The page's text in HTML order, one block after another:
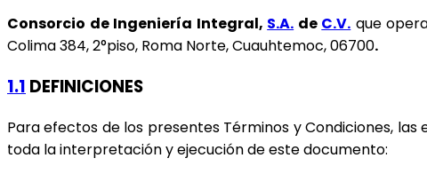
Consorcio de Ingeniería Integral, S.A. de C.V. que
Colima 384, 2°piso, Roma Norte, Cuauhtemoc, 06700.
1.1 DEFINICIONES
Para efectos de los presentes Términos y Condiciones,
toda la interpretación y ejecución de este documento: